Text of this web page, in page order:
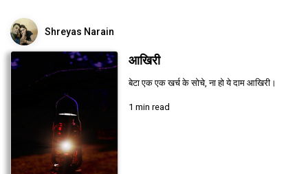
Shreyas Narain
आखिरी
बेटा एक एक खर्च के सोचे, ना हो ये दाम आखिरी।
1 min read